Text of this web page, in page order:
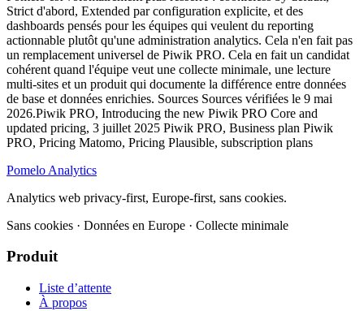
Strict d'abord, Extended par configuration explicite, et des
dashboards pensés pour les équipes qui veulent du reporting
actionnable plutôt qu'une administration analytics. Cela n'en fait pas
un remplacement universel de Piwik PRO. Cela en fait un candidat
cohérent quand l'équipe veut une collecte minimale, une lecture
multi-sites et un produit qui documente la différence entre données
de base et données enrichies. Sources Sources vérifiées le 9 mai
2026.Piwik PRO, Introducing the new Piwik PRO Core and
updated pricing, 3 juillet 2025 Piwik PRO, Business plan Piwik
PRO, Pricing Matomo, Pricing Plausible, subscription plans
Pomelo Analytics
Analytics web privacy-first, Europe-first, sans cookies.
Sans cookies · Données en Europe · Collecte minimale
Produit
Liste d’attente
À propos